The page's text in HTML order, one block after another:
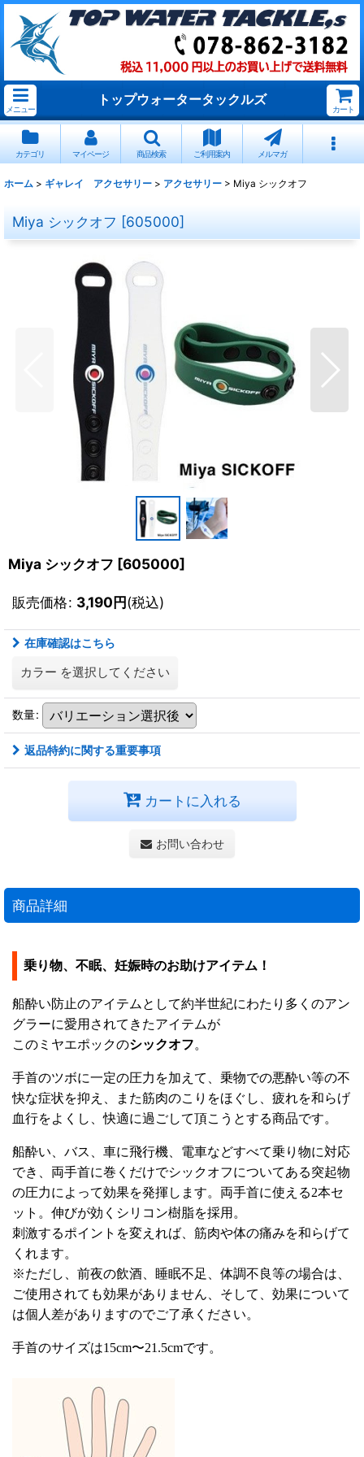
メニュー
トップウォータータックルズ
カート
カテゴリ マイページ 商品検索 ご利用案内 メルマガ
ホーム > ギャレイ アクセサリー > アクセサリー > Miya シックオフ
Miya シックオフ [605000]
Miya シックオフ [605000]
販売価格: 3,190円(税込)
在庫確認はこちら
カラー を選択してください
数量:
返品特約に関する重要事項
カートに入れる
お問い合わせ
商品詳細
乗り物、不眠、妊娠時のお助けアイテム！
船酔い防止のアイテムとして約半世紀にわたり多くのアン
グラーに愛用されてきたアイテムが
このミヤエポックのシックオフ。
手首のツボに一定の圧力を加えて、乗物での悪酔い等の不
快な症状を抑え、また筋肉のこりをほぐし、疲れを和らげ
血行をよくし、快適に過ごして頂こうとする商品です。
船酔い、バス、車に飛行機、電車などすべて乗り物に対応
でき、両手首に巻くだけでシックオフについてある突起物
の圧力によって効果を発揮します。両手首に使える2本セ
ット。伸びが効くシリコン樹脂を採用。
刺激するポイントを変えれば、筋肉や体の痛みを和らげて
くれます。
※ただし、前夜の飲酒、睡眠不足、体調不良等の場合は、
ご使用されても効果がありません、そして、効果について
は個人差がありますのでご了承ください。
手首のサイズは15cm〜21.5cmです。